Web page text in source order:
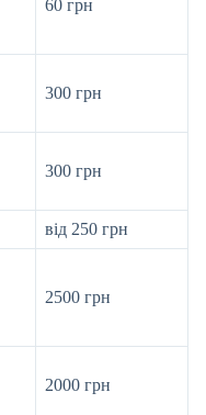
60 грн
300 грн
300 грн
від 250 грн
2500 грн
2000 грн